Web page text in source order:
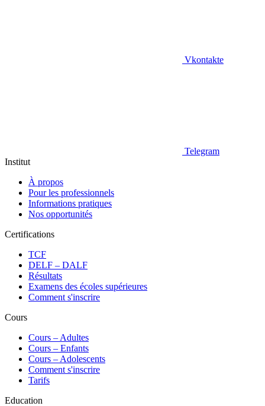
Vkontakte
Telegram
Institut
À propos
Pour les professionnels
Informations pratiques
Nos opportunités
Certifications
TCF
DELF – DALF
Résultats
Examens des écoles supérieures
Comment s'inscrire
Cours
Сours – Adultes
Cours – Enfants
Cours – Adolescents
Comment s'inscrire
Tarifs
Education